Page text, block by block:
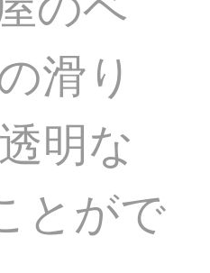
滑り
明な
とがで